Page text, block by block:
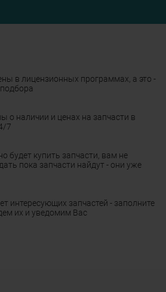
в лицензионных программах, а это -
о наличии и ценах на запчасти в
7
будет купить запчасти, вам не
пока запчасти найдут - они уже
интересующих запчастей - заполните
их и уведомим Вас